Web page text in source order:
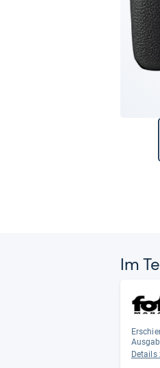
Im
Details